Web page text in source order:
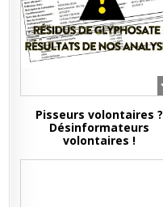
Pisseurs volontaires ?
Désinformateurs
volontaires !